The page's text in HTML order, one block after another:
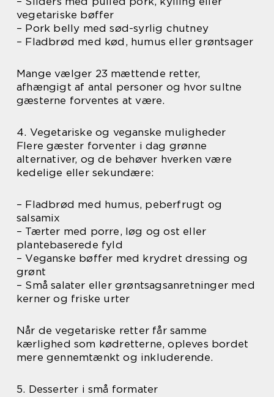
vegetariske bøffer
– Pork belly med sød-syrlig chutney
– Fladbrød med kød, humus eller grøntsager
Mange vælger 23 mættende retter,
afhængigt af antal personer og hvor sultne
gæsterne forventes at være.
4. Vegetariske og veganske muligheder
Flere gæster forventer i dag grønne
alternativer, og de behøver hverken være
kedelige eller sekundære:
– Fladbrød med humus, peberfrugt og
salsamix
– Tærter med porre, løg og ost eller
plantebaserede fyld
– Veganske bøffer med krydret dressing og
grønt
– Små salater eller grøntsagsanretninger med
kerner og friske urter
Når de vegetariske retter får samme
kærlighed som kødretterne, opleves bordet
mere gennemtænkt og inkluderende.
5. Desserter i små formater